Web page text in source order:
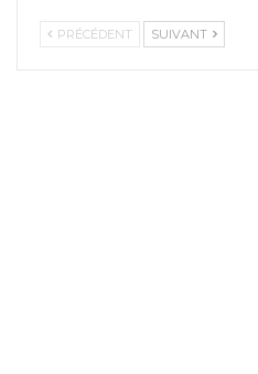
PRÉCÉDENT SUIVANT